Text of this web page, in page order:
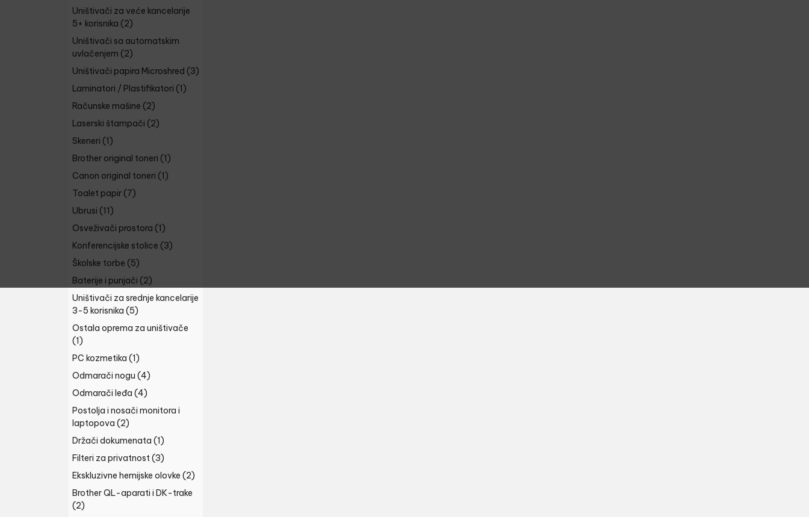
Uništivači za veće kancelarije
5+ korisnika (2)
Uništivači sa automatskim
uvlačenjem (2)
Uništivači papira Microshred (3)
Laminatori / Plastifikatori (1)
Računske mašine (2)
Laserski štampači (2)
Skeneri (1)
Brother original toneri (1)
Canon original toneri (1)
Toalet papir (7)
Ubrusi (11)
Osveživači prostora (1)
Konferencijske stolice (3)
Školske torbe (5)
Baterije i punjači (2)
Uništivači za srednje kancelarije
3-5 korisnika (5)
Ostala oprema za uništivače
(1)
PC kozmetika (1)
Odmarači nogu (4)
Odmarači leđa (4)
Postolja i nosači monitora i
laptopova (2)
Držači dokumenata (1)
Filteri za privatnost(3)
Ekskluzivne hemijske olovke (2)
Brother QL-aparati i DK-trake
(2)